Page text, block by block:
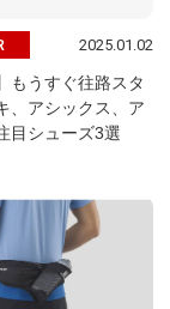
2025.01.02
もうすぐ往路スタ
、アシックス、ア
目シューズ3選